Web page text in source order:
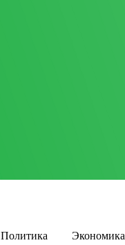
Политика Экономика